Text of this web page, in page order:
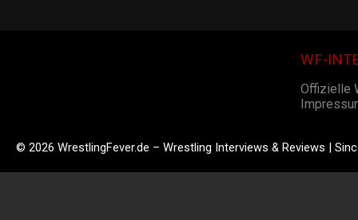
WF-
Offizielle
© 2026 WrestlingFever.de – Wrestling Interviews & Reviews |